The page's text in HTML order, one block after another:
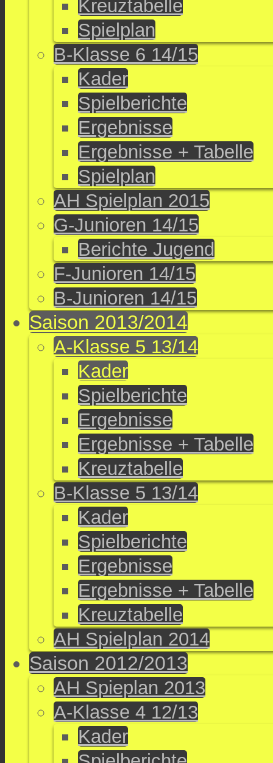
Kreuztabelle
Spielplan
B-Klasse 6 14/15
Kader
Spielberichte
Ergebnisse
Ergebnisse + Tabelle
Spielplan
AH Spielplan 2015
G-Junioren 14/15
Berichte Jugend
F-Junioren 14/15
B-Junioren 14/15
Saison 2013/2014
A-Klasse 5 13/14
Kader
Spielberichte
Ergebnisse
Ergebnisse + Tabelle
Kreuztabelle
B-Klasse 5 13/14
Kader
Spielberichte
Ergebnisse
Ergebnisse + Tabelle
Kreuztabelle
AH Spielplan 2014
Saison 2012/2013
AH Spieplan 2013
A-Klasse 4 12/13
Kader